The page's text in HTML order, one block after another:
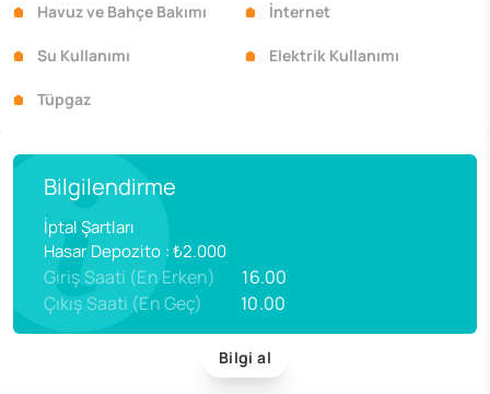
Havuz ve Bahçe Bakımı İnternet
Su Kullanımı Elektrik Kullanımı
Tüpgaz
Bilgilendirme
İptal Şartları
Hasar Depozito :₺2.000
Giriş Saati (En Erken)
16.00
Çıkış Saati (En Geç)
10.00
Bilgi al